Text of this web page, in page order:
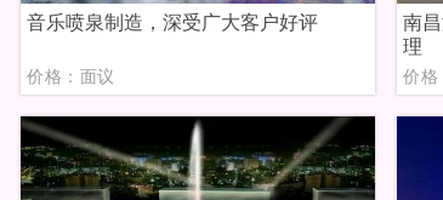
音乐喷泉制造，深受广大客户好评
价格：面议
南
理
价格